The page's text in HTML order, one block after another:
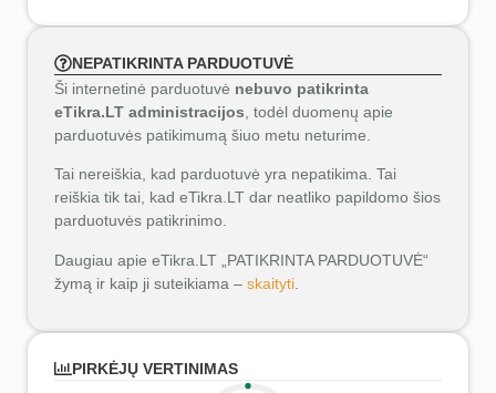
NEPATIKRINTA PARDUOTUVĖ
Ši internetinė parduotuvė nebuvo patikrinta
eTikra.LT administracijos , todėl duomenų apie
parduotuvės patikimumą šiuo metu neturime.
Tai nereiškia, kad parduotuvė yra nepatikima. Tai
reiškia tik tai, kad eTikra.LT dar neatliko papildomo šios
parduotuvės patikrinimo.
Daugiau apie eTikra.LT „PATIKRINTA PARDUOTUVĖ“
žymą ir kaip ji suteikiama – skaityti
PIRKĖJŲ VERTINIMAS